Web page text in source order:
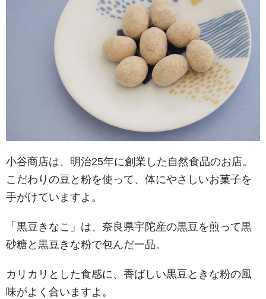
小谷商店は、明治25年に創業した自然食品のお店。
こだわりの豆と粉を使って、体にやさしいお菓子を
手がけていますよ。
「黒豆きなこ」は、奈良県宇陀産の黒豆を煎って黒
砂糖と黒豆きな粉で包んだ一品。
カリカリとした食感に、香ばしい黒豆ときな粉の風
味がよく合いますよ。